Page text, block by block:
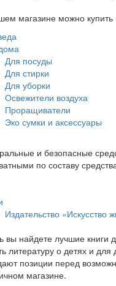
магазине можно
Для посуды
Для стирки
Для уборки
Освежители воздуха
Проращиватели
Эко сумки и аксессуары
и безопасные
по составу
Издательство «Искусство
вы найдете лучшие книги
литературу о детях и
позиции перед
магазине.